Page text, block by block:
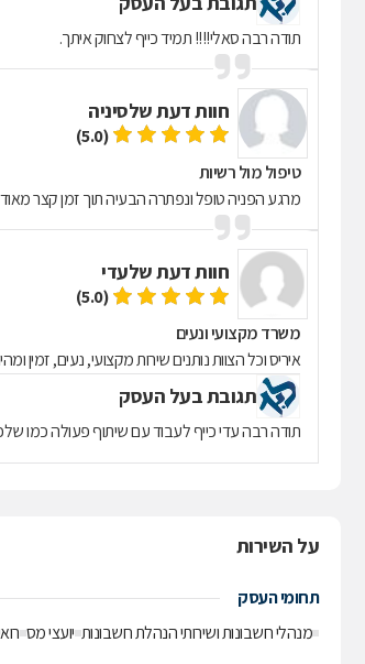
תודה רבה סאלי!!!! תמיד כייף לצחוק איתך.
חוות דעת שלסיניה
(5.0)
טיפול מול רשיות
מרגע הפניה טופל ונפתרה הבעיה תוך זמן קצר
חוות דעת שלעדי
(5.0)
משרד מקצועי ונעים
איריס וכל הצוות נותנים שירות מקצועי, נעים,
תגובת בעל העסק
תודה רבה עדי כייף לעבוד עם שיתוף פעולה כמו
על השירות
תחומי העסק
מנהלי חשבונות ושירותי הנהלת חשבונות יועצי מס